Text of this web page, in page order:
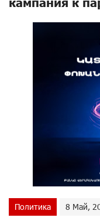
Политика 8 Май,